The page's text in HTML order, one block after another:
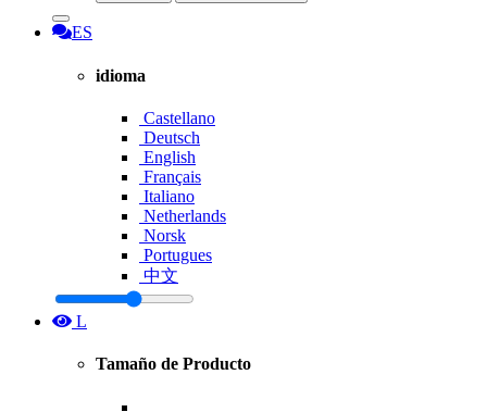
ES
idioma
Castellano
Deutsch
English
Français
Italiano
Netherlands
Norsk
Portugues
中文
L
Tamaño de Producto